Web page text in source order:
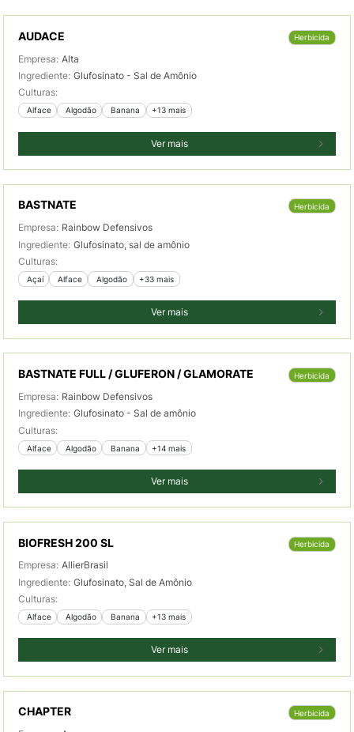
AUDACE Herbicida
Empresa: Alta
Ingrediente: Glufosinato - Sal de Amônio
Culturas:
Alface Algodão Banana +13 mais
Ver mais
BASTNATE Herbicida
Empresa: Rainbow Defensivos
Ingrediente: Glufosinato, sal de amônio
Culturas:
Açaí Alface Algodão +33 mais
Ver mais
BASTNATE FULL / GLUFERON / GLAMORATE Herbicida
Empresa: Rainbow Defensivos
Ingrediente: Glufosinato - Sal de amônio
Culturas:
Alface Algodão Banana +14 mais
Ver mais
BIOFRESH 200 SL Herbicida
Empresa: AllierBrasil
Ingrediente: Glufosinato, Sal de Amônio
Culturas:
Alface Algodão Banana +13 mais
Ver mais
CHAPTER Herbicida